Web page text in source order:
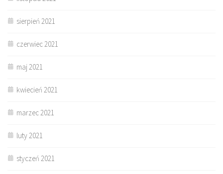
sierpień 2021
czerwiec 2021
maj 2021
kwiecień 2021
marzec 2021
luty 2021
styczeń 2021